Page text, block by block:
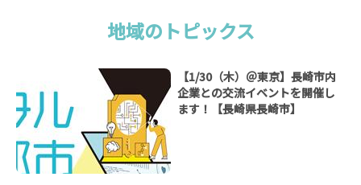
地域のトピックス
【1/30（木）＠東京】長崎市内
企業との交流イベントを開催し
ます！【長崎県長崎市】